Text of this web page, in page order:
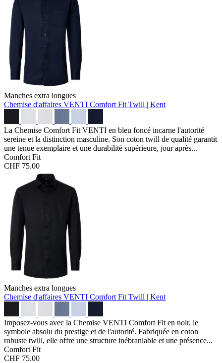
Manches extra longues
Chemise d'affaires VENTI Comfort Fit Twill | Kent
La Chemise Comfort Fit VENTI en bleu foncé incarne l'autorité
sereine et la distinction masculine. Son coton twill de qualité garantit
une tenue exemplaire et une durabilité supérieure, jour après...
Comfort Fit
CHF 75.00
Manches extra longues
Chemise d'affaires VENTI Comfort Fit Twill | Kent
Imposez-vous avec la Chemise VENTI Comfort Fit en noir, le
symbole absolu du prestige et de l'autorité. Fabriquée en coton
robuste twill, elle offre une structure inébranlable et une présence...
Comfort Fit
CHF 75.00